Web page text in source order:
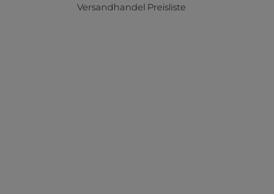
Versandhandel Preisliste